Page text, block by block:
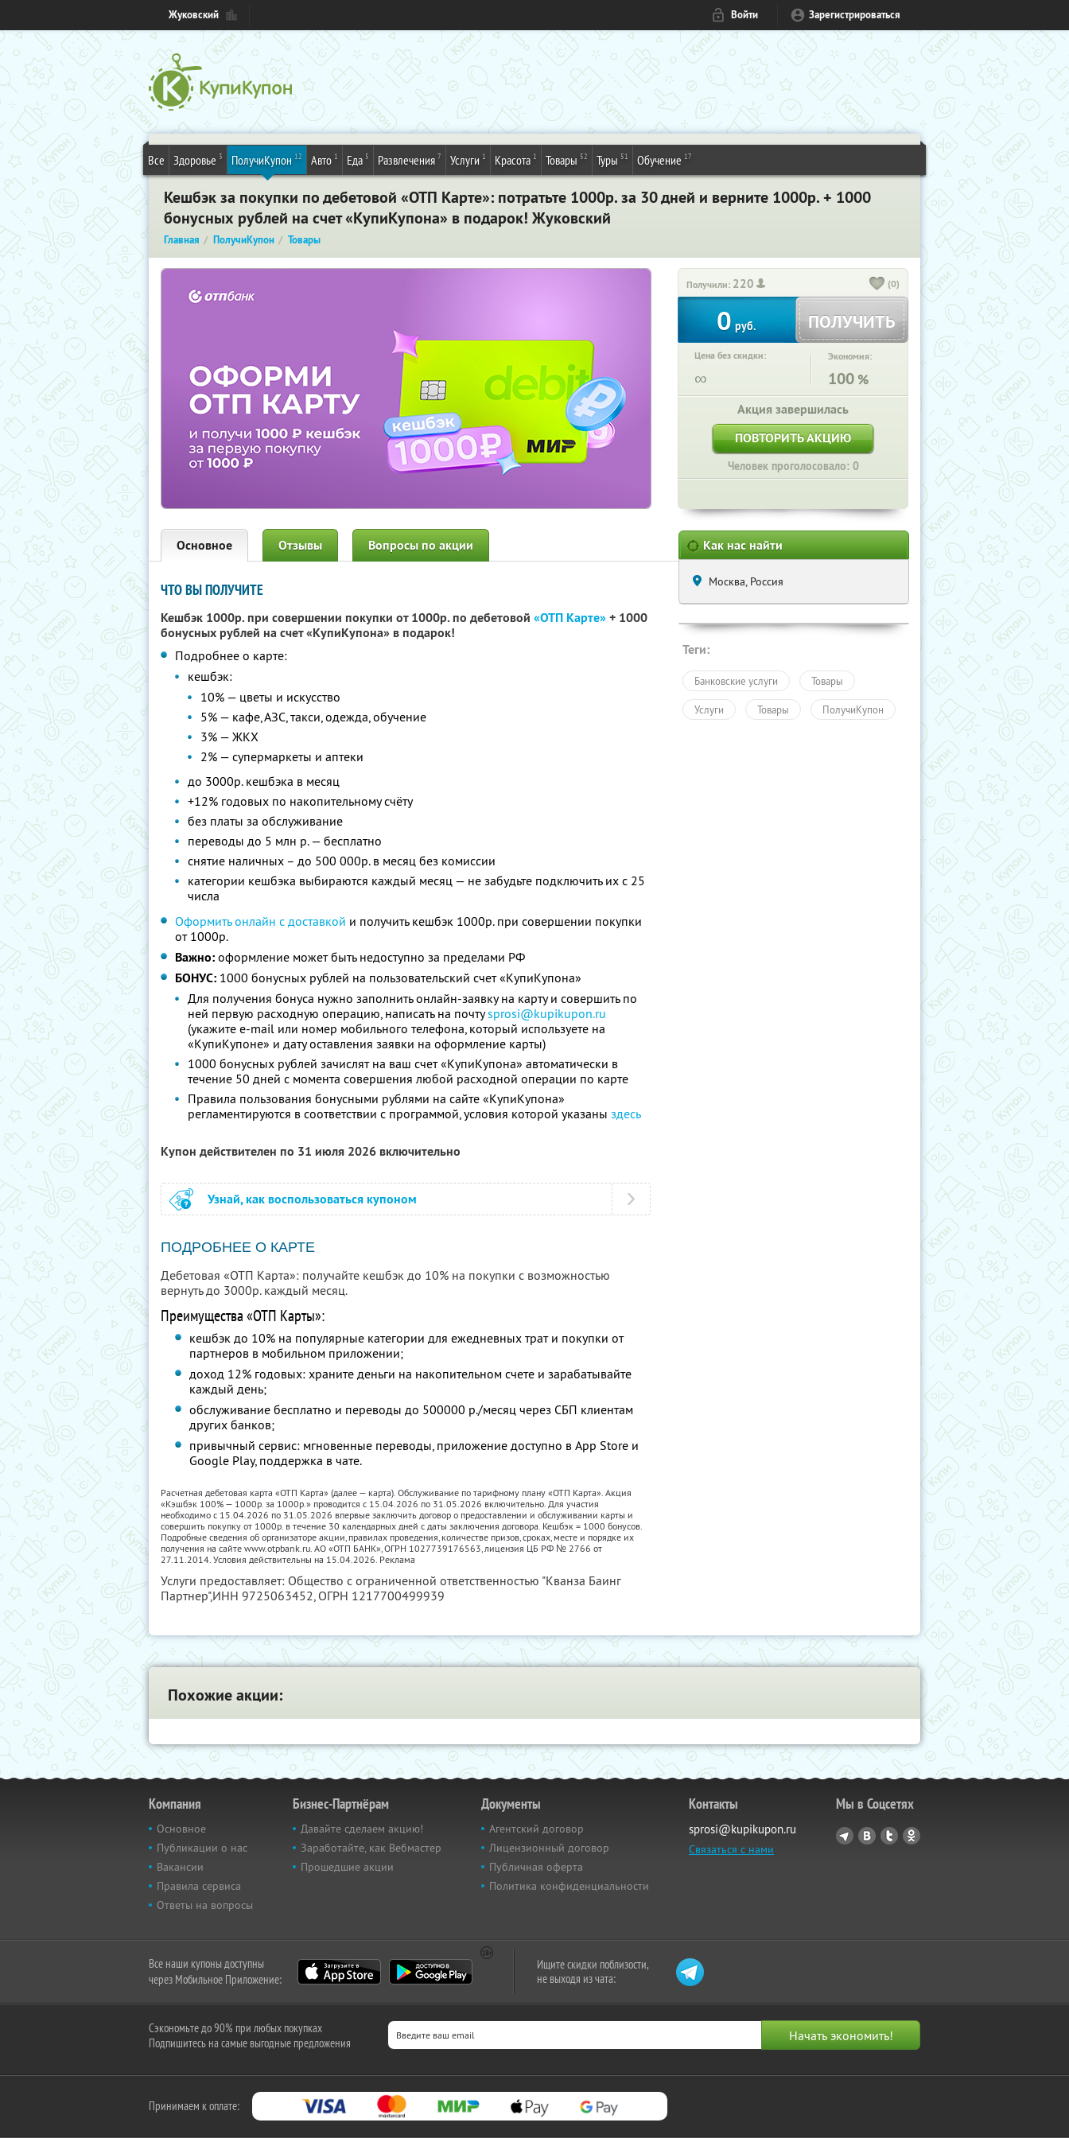
Жуковский Войти Зарегистрироваться
Все Здоровье 3 ПолучиКупон 12 Авто 1 Еда 5 Развлечения 7 Услуги 1 Красота 1 Товары 52 Туры 51 Обучение 17
Кешбэк за покупки по дебетовой «ОТП Карте»: потратьте 1000р. за 30 дней и верните 1000р. + 1000
бонусных рублей на счет «КупиКупона» в подарок! Жуковский
Главная ПолучиКупон Товары
Получили: 220 (0)
0 руб. ПОЛУЧИТЬ
Цена без скидки:
∞
Экономия:
100 %
Акция завершилась
ПОВТОРИТЬ АКЦИЮ
Человек проголосовало: 0
Основное Отзывы Вопросы по акции
ЧТО ВЫ ПОЛУЧИТЕ
Кешбэк 1000р. при совершении покупки от 1000р. по дебетовой «ОТП Карте»+ 1000
бонусных рублей на счет «КупиКупона» в подарок!
Подробнее о карте:
кешбэк:
10% — цветы и искусство
5% — кафе, АЗС, такси, одежда, обучение
3% — ЖКХ
2% — супермаркеты и аптеки
до 3000р. кешбэка в месяц
+12% годовых по накопительному счёту
без платы за обслуживание
переводы до 5 млн р. — бесплатно
снятие наличных – до 500 000р. в месяц без комиссии
категории кешбэка выбираются каждый месяц — не забудьте подключить их с 25
числа
Оформить онлайн с доставкой и получить кешбэк 1000р. при совершении покупки
от 1000р.
Важно: оформление может быть недоступно за пределами РФ
БОНУС: 1000 бонусных рублей на пользовательский счет «КупиКупона»
Для получения бонуса нужно заполнить онлайн-заявку на карту и совершить по
ней первую расходную операцию, написать на почтуsprosi@kupikupon.ru
(укажите e-mail или номер мобильного телефона, который используете на
«КупиКупоне» и дату оставления заявки на оформление карты)
1000 бонусных рублей зачислят на ваш счет «КупиКупона» автоматически в
течение 50 дней с момента совершения любой расходной операции по карте
Правила пользования бонусными рублями на сайте «КупиКупона»
регламентируются в соответствии с программой, условия которой указаны здесь
Купон действителен по 31 июля 2026 включительно
Узнай, как воспользоваться купоном
ПОДРОБНЕЕ О КАРТЕ
Дебетовая «ОТП Карта»: получайте кешбэк до 10% на покупки с возможностью
вернуть до 3000р. каждый месяц.
Преимущества «ОТП Карты»:
кешбэк до 10% на популярные категории для ежедневных трат и покупки от
партнеров в мобильном приложении;
доход 12% годовых: храните деньги на накопительном счете и зарабатывайте
каждый день;
обслуживание бесплатно и переводы до 500000 р./месяц через СБП клиентам
других банков;
привычный сервис: мгновенные переводы, приложение доступно в App Store и
Google Play, поддержка в чате.
Расчетная дебетовая карта «ОТП Карта» (далее — карта). Обслуживание по тарифному плану «ОТП Карта». Акция
«Кэшбэк 100% — 1000р. за 1000р.» проводится с 15.04.2026 по 31.05.2026 включительно. Для участия
необходимо с 15.04.2026 по 31.05.2026 впервые заключить договор о предоставлении и обслуживании карты и
совершить покупку от 1000р. в течение 30 календарных дней с даты заключения договора. Кешбэк = 1000 бонусов.
Подробные сведения об организаторе акции, правилах проведения, количестве призов, сроках, месте и порядке их
получения на сайте www.otpbank.ru. АО «ОТП БАНК», ОГРН 1027739176563, лицензия ЦБ РФ № 2766 от
27.11.2014. Условия действительны на 15.04.2026. Реклама
Услуги предоставляет: Общество с ограниченной ответственностью "Кванза Баинг
Партнер",ИНН 9725063452, ОГРН 1217700499939
Как нас найти
Москва, Россия
Теги:
Банковские услуги Товары
Услуги Товары ПолучиКупон
Похожие акции:
Компания
Основное
Публикации о нас
Вакансии
Правила сервиса
Ответы на вопросы
Бизнес-Партнёрам
Давайте сделаем акцию!
Заработайте, как Вебмастер
Прошедшие акции
Документы
Агентский договор
Лицензионный договор
Публичная оферта
Политика конфиденциальности
Контакты
sprosi@kupikupon.ru
Связаться с нами
Мы в Соцсетях
Все наши купоны доступны
через Мобильное Приложение:
Ищите скидки поблизости,
не выходя из чата:
Сэкономьте до 90% при любых покупках
Подпишитесь на самые выгодные предложения
Принимаем к оплате: